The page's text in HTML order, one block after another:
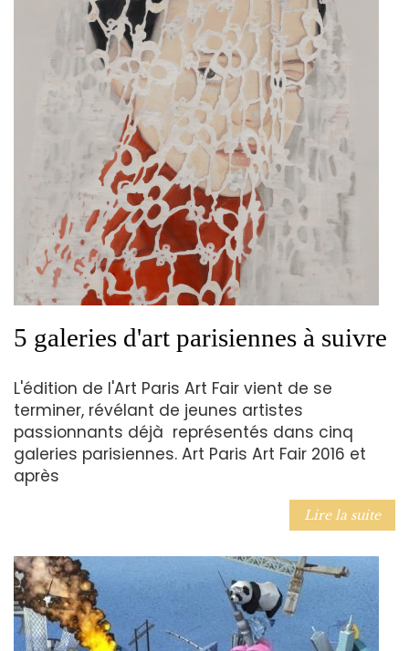
5 galeries d'art parisiennes à suivre
L'édition de l'Art Paris Art Fair vient de se
terminer, révélant de jeunes artistes
passionnants déjà représentés dans cinq
galeries parisiennes. Art Paris Art Fair 2016 et
après
Lire la suite